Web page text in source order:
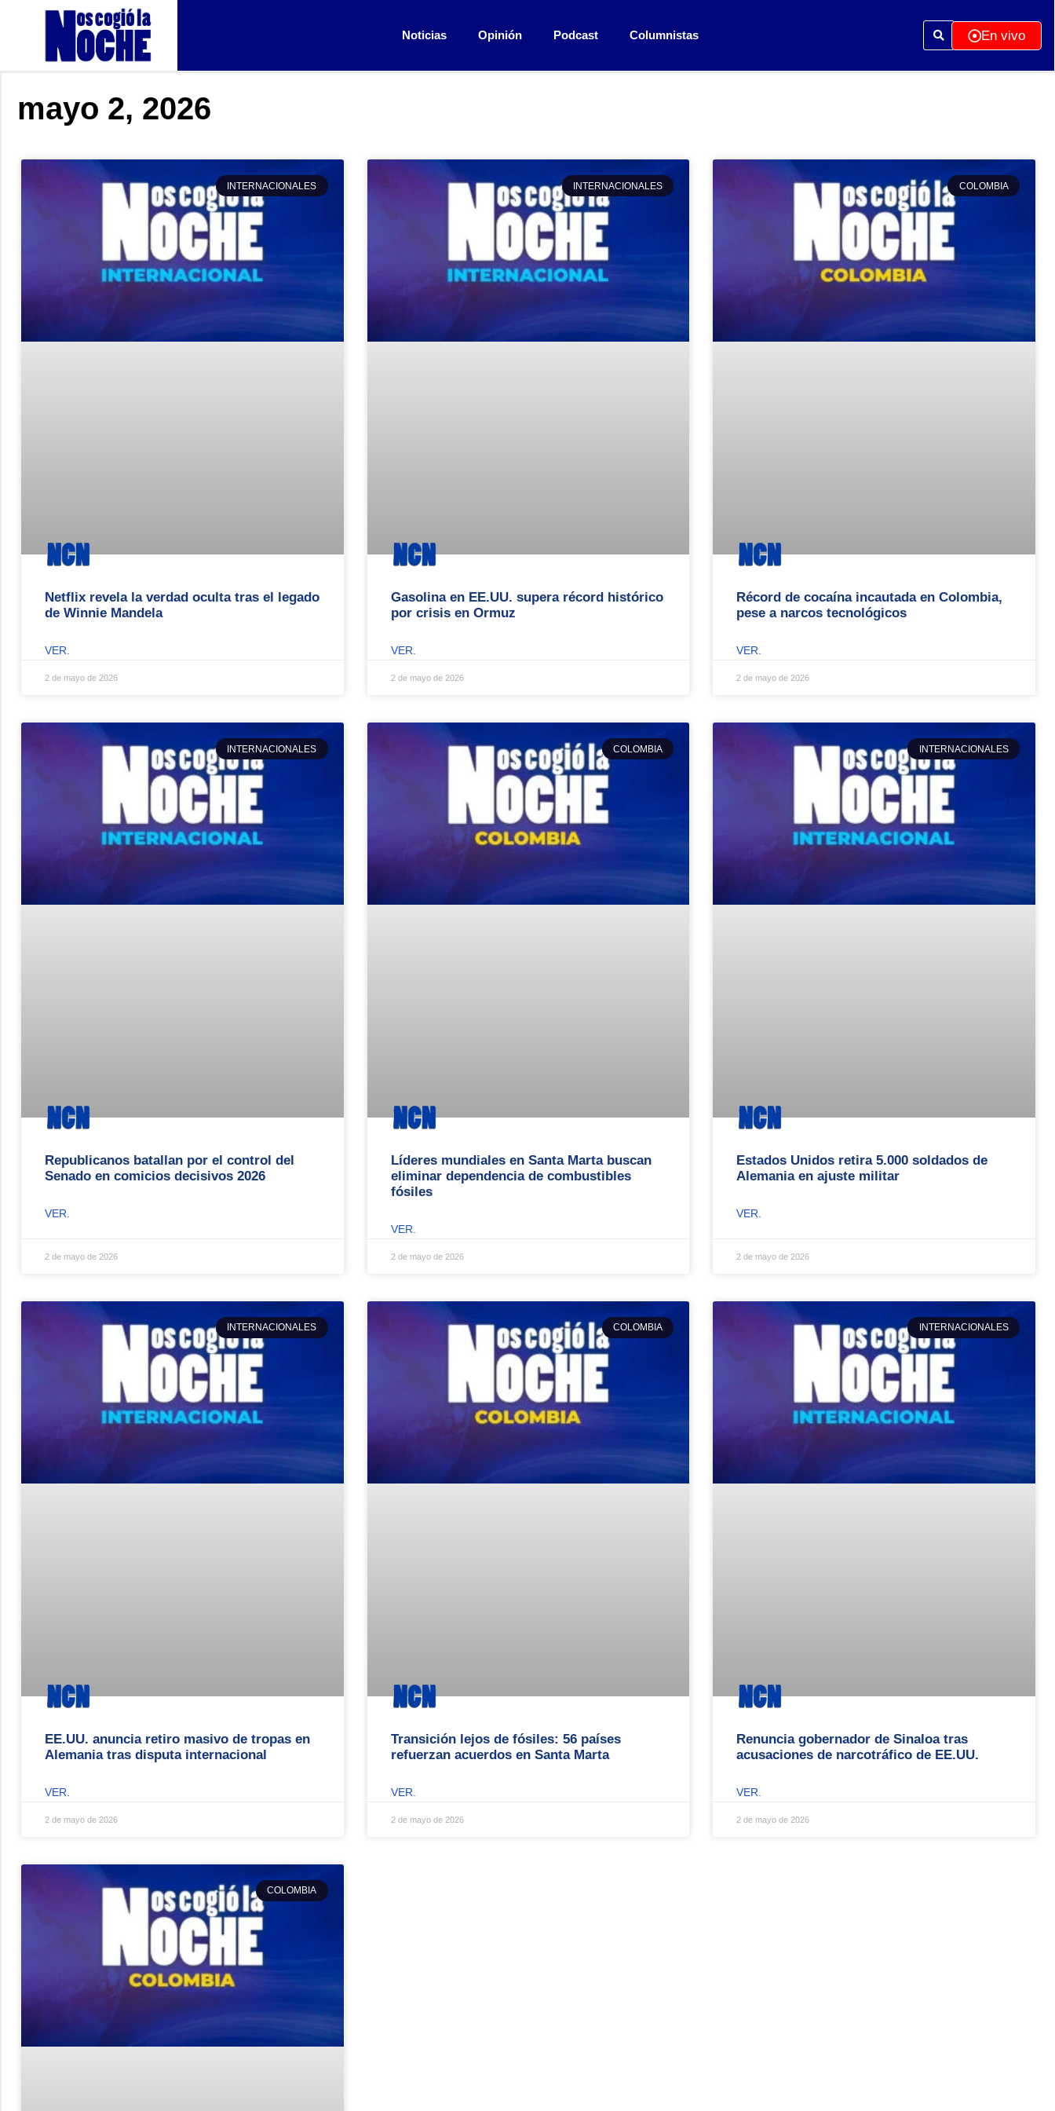
Noticias Opinión Podcast Columnistas En vivo
mayo 2, 2026
INTERNACIONALES
Netflix revela la verdad oculta tras el legado
de Winnie Mandela
VER.
2 de mayo de 2026
INTERNACIONALES
Gasolina en EE.UU. supera récord histórico
por crisis en Ormuz
VER.
2 de mayo de 2026
COLOMBIA
Récord de cocaína incautada en Colombia,
pese a narcos tecnológicos
VER.
2 de mayo de 2026
INTERNACIONALES
Republicanos batallan por el control del
Senado en comicios decisivos 2026
VER.
2 de mayo de 2026
COLOMBIA
Líderes mundiales en Santa Marta buscan
eliminar dependencia de combustibles
fósiles
VER.
2 de mayo de 2026
INTERNACIONALES
Estados Unidos retira 5.000 soldados de
Alemania en ajuste militar
VER.
2 de mayo de 2026
INTERNACIONALES
EE.UU. anuncia retiro masivo de tropas en
Alemania tras disputa internacional
VER.
2 de mayo de 2026
COLOMBIA
Transición lejos de fósiles: 56 países
refuerzan acuerdos en Santa Marta
VER.
2 de mayo de 2026
INTERNACIONALES
Renuncia gobernador de Sinaloa tras
acusaciones de narcotráfico de EE.UU.
VER.
2 de mayo de 2026
COLOMBIA